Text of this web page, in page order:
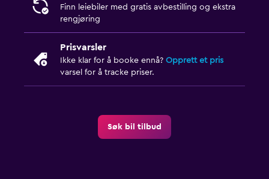
Finn leiebiler med gratis avbestilling og ekstra
rengjøring
Prisvarsler
Ikke klar for å booke ennå? Opprett et pris
varsel for å tracke priser.
Søk bil tilbud